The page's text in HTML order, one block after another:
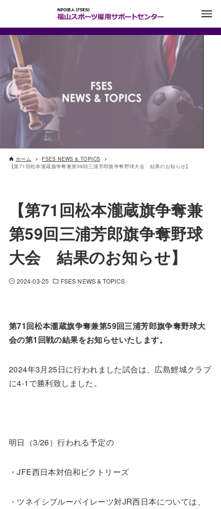
ホーム
FSES NEWS & TOPICS
【第71回松本瀧蔵旗争奪兼第59回三浦芳郎旗争奪野球大会 結果のお知らせ】
【第71回松本瀧蔵旗争奪兼
第59回三浦芳郎旗争奪野球
大会 結果のお知らせ】
2024-03-25 FSES NEWS & TOPICS
第71回松本瀧蔵旗争奪兼第59回三浦芳郎旗争奪野球大
会の第1回戦の結果をお知らせいたします。
2024年3月25日に行われました試合は、広島鯉城クラブ
に4-1で勝利致しました。
明日（3/26）行われる予定の
・JFE西日本対伯和ビクトリーズ
・ツネイシブルーパイレーツ対JR西日本については、